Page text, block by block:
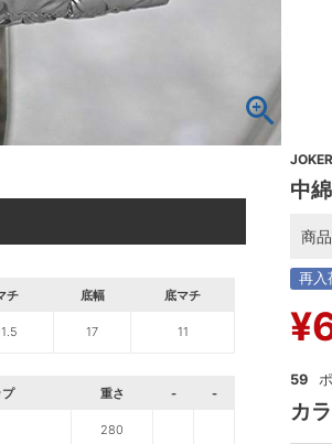
チ 底幅 底マチ
17 11
プ 重さ - -
280
中
商
再入
¥
59
カ